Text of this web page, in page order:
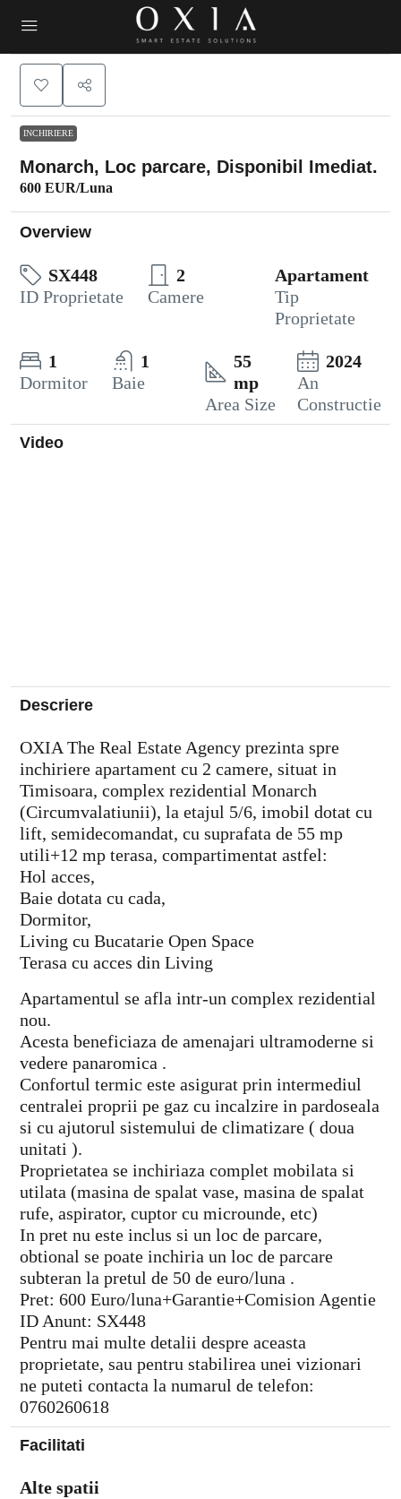
INCHIRIERE
Monarch, Loc parcare, Disponibil Imediat.
600 EUR/Luna
Overview
SX448
ID Proprietate
2
Camere
Apartament
Tip
Proprietate
1
Dormitor
1
Baie
55
mp
Area Size
2024
An
Constructie
Video
Descriere
OXIA The Real Estate Agency prezinta spre
inchiriere apartament cu 2 camere, situat in
Timisoara, complex rezidential Monarch
(Circumvalatiunii), la etajul 5/6, imobil dotat cu
lift, semidecomandat, cu suprafata de 55 mp
utili+12 mp terasa, compartimentat astfel:
Hol acces,
Baie dotata cu cada,
Dormitor,
Living cu Bucatarie Open Space
Terasa cu acces din Living
Apartamentul se afla intr-un complex rezidential
nou.
Acesta beneficiaza de amenajari ultramoderne si
vedere panaromica .
Confortul termic este asigurat prin intermediul
centralei proprii pe gaz cu incalzire in pardoseala
si cu ajutorul sistemului de climatizare ( doua
unitati ).
Proprietatea se inchiriaza complet mobilata si
utilata (masina de spalat vase, masina de spalat
rufe, aspirator, cuptor cu microunde, etc)
In pret nu este inclus si un loc de parcare,
obtional se poate inchiria un loc de parcare
subteran la pretul de 50 de euro/luna .
Pret: 600 Euro/luna+Garantie+Comision Agentie
ID Anunt: SX448
Pentru mai multe detalii despre aceasta
proprietate, sau pentru stabilirea unei vizionari
ne puteti contacta la numarul de telefon:
0760260618
Facilitati
Alte spatii